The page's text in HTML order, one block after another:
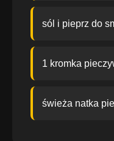
sól i pieprz do
1 kromka
świeża natka